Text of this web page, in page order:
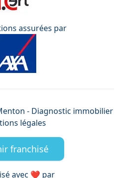
assurées par
- Diagnostic immobilier
légales
franchisé
avec ❤️ par